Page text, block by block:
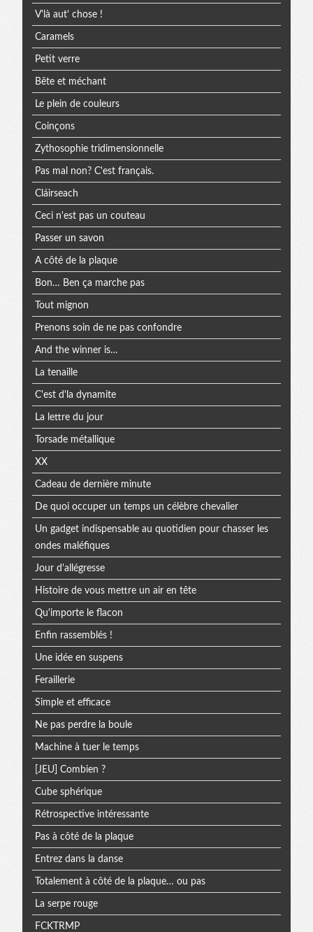
V'là aut' chose !
Caramels
Petit verre
Bête et méchant
Le plein de couleurs
Coinçons
Zythosophie tridimensionnelle
Pas mal non? C'est français.
Cláirseach
Ceci n'est pas un couteau
Passer un savon
A côté de la plaque
Bon… Ben ça marche pas
Tout mignon
Prenons soin de ne pas confondre
And the winner is…
La tenaille
C'est d'la dynamite
La lettre du jour
Torsade métallique
XX
Cadeau de dernière minute
De quoi occuper un temps un célèbre chevalier
Un gadget indispensable au quotidien pour chasser les
ondes maléfiques
Jour d'allégresse
Histoire de vous mettre un air en tête
Qu'importe le flacon
Enfin rassemblés !
Une idée en suspens
Feraillerie
Simple et efficace
Ne pas perdre la boule
Machine à tuer le temps
[JEU] Combien ?
Cube sphérique
Rétrospective intéressante
Pas à côté de la plaque
Entrez dans la danse
Totalement à côté de la plaque… ou pas
La serpe rouge
FCKTRMP